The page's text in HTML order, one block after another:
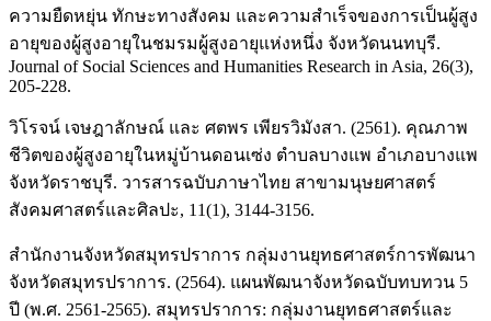
ความยืดหยุ่น ทักษะทางสังคม และความสำเร็จของการเป็นผู้สูง
อายุของผู้สูงอายุในชมรมผู้สูงอายุแห่งหนึ่ง จังหวัดนนทบุรี.
Journal of Social Sciences and Humanities Research in Asia, 26(3),
205-228.
วิโรจน์ เจษฎาลักษณ์ และ ศตพร เพียรวิมังสา. (2561). คุณภาพ
ชีวิตของผู้สูงอายุในหมู่บ้านดอนเซ่ง ตำบลบางแพ อำเภอบางแพ
จังหวัดราชบุรี. วารสารฉบับภาษาไทย สาขามนุษยศาสตร์
สังคมศาสตร์และศิลปะ, 11(1), 3144-3156.
สำนักงานจังหวัดสมุทรปราการ กลุ่มงานยุทธศาสตร์การพัฒนา
จังหวัดสมุทรปราการ. (2564). แผนพัฒนาจังหวัดฉบับทบทวน 5
ปี (พ.ศ. 2561-2565). สมุทรปราการ: กลุ่มงานยุทธศาสตร์และ